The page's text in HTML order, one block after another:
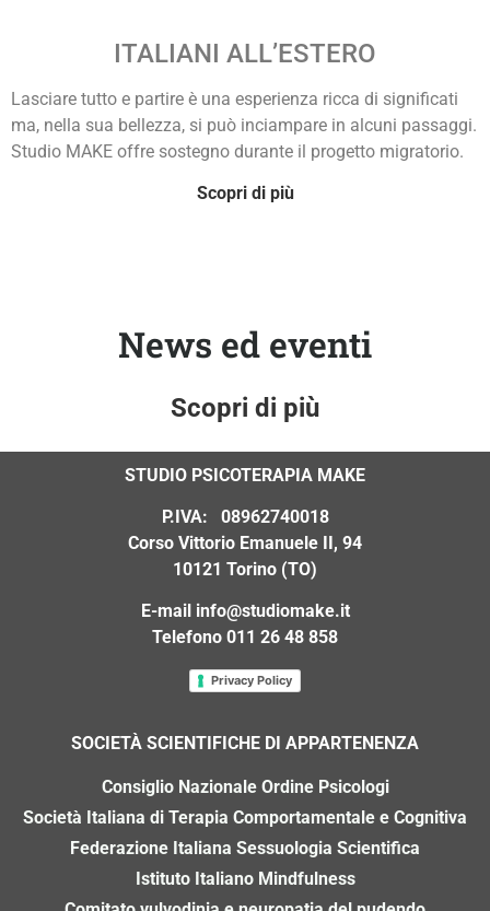
ITALIANI ALL’ESTERO
Lasciare tutto e partire è una esperienza ricca di significati
ma, nella sua bellezza, si può inciampare in alcuni passaggi.
Studio MAKE offre sostegno durante il progetto migratorio.
Scopri di più
News ed eventi
Scopri di più
STUDIO PSICOTERAPIA MAKE
P.IVA: 08962740018
Corso Vittorio Emanuele II, 94
10121 Torino (TO)
E-mail info@studiomake.it
Telefono 011 26 48 858
Privacy Policy
SOCIETÀ SCIENTIFICHE DI APPARTENENZA
Consiglio Nazionale Ordine Psicologi
Società Italiana di Terapia Comportamentale e Cognitiva
Federazione Italiana Sessuologia Scientifica
Istituto Italiano Mindfulness